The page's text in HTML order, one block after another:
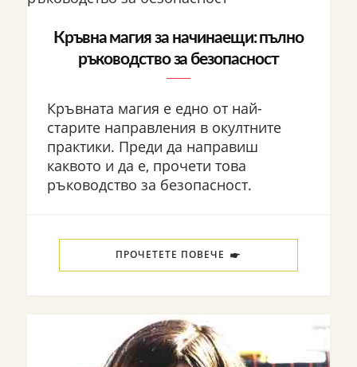
Кръвна магия за начинаещи: пълно
ръководство за безопасност
Кръвната магия е едно от най-
старите направления в окултните
практики. Преди да направиш
каквото и да е, прочети това
ръководство за безопасност.
ПРОЧЕТЕТЕ ПОВЕЧЕ